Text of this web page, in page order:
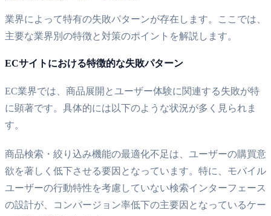
業界によって特有の失敗パターンが存在します。ここでは、
主要な業界別の特徴と対策のポイントを解説します。
ECサイトにおける特徴的な失敗パターン
EC業界では、商品展開とユーザー体験に関連する失敗が特
に顕著です。具体的には以下のような状況が多く見られま
す。
商品検索・絞り込み機能の最適化不足は、ユーザーの購買意
欲を著しく低下させる要因となっています。特に、モバイル
ユーザーの行動特性を考慮していない検索インターフェース
の設計が、コンバージョン率低下の主要因となっているケー